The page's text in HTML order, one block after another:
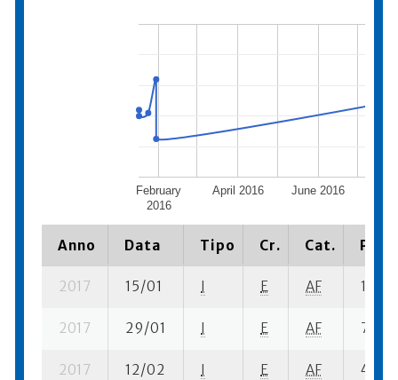
February
2016
April 2016 June 2016
Anno Data Tipo Cr. Cat.
2017 15/01 I E AF 1 se- 1
2017 29/01 I E AF 7 se-
2017 12/02 I E AF 4 ba-